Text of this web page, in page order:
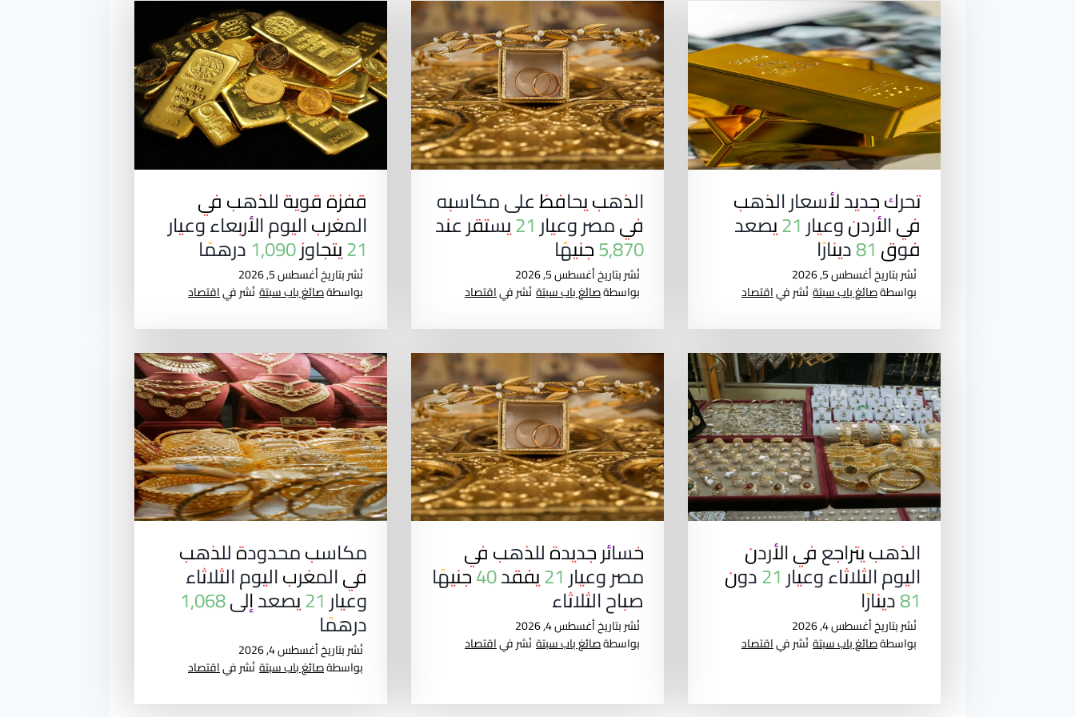
ح
ا
ت
ا
ل
ا
ت
تحرك جديد لأسعار الذهب
في الأردن وعيار 21 يصعد
فوق 81 دينارًا
نُشر بتاريخأغسطس 5, 2026
بواسطةصائغ باب سبتة نُشر فياقتصاد
الذهب يحافظ على مكاسبه
في مصر وعيار 21 يستقر عند
5,870 جنيهًا
نُشر بتاريخأغسطس 5, 2026
بواسطةصائغ باب سبتة نُشر فياقتصاد
قفزة قوية للذهب في
المغرب اليوم الأربعاء وعيار
21 يتجاوز 1,090 درهمًا
نُشر بتاريخأغسطس 5, 2026
بواسطةصائغ باب سبتة نُشر فياقتصاد
الذهب يتراجع في الأردن
اليوم الثلاثاء وعيار 21 دون
81 دينارًا
نُشر بتاريخأغسطس 4, 2026
بواسطةصائغ باب سبتة نُشر فياقتصاد
خسائر جديدة للذهب في
مصر وعيار 21 يفقد 40 جنيهًا
صباح الثلاثاء
نُشر بتاريخأغسطس 4, 2026
بواسطةصائغ باب سبتة نُشر فياقتصاد
مكاسب محدودة للذهب
في المغرب اليوم الثلاثاء
وعيار 21 يصعد إلى 1,068
درهمًا
نُشر بتاريخأغسطس 4, 2026
بواسطةصائغ باب سبتة نُشر فياقتصاد